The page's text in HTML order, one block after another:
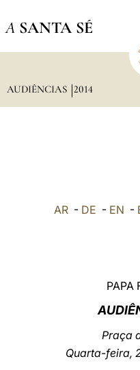
A SANTA SÉ
AUDIÊNCIAS 2014
AR - DE - EN -
PAPA
Praça
Quarta-feira,